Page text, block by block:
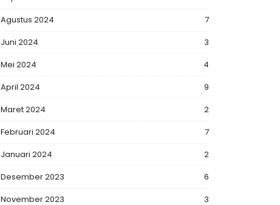
Agustus 2024
7
Juni 2024
3
Mei 2024
4
April 2024
9
Maret 2024
2
Februari 2024
7
Januari 2024
2
Desember 2023
6
November 2023
3